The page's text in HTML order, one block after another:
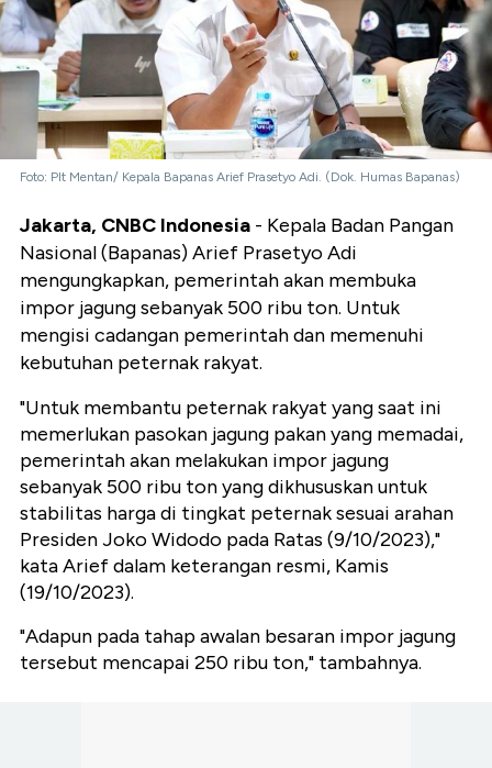
Foto: Plt Mentan/ Kepala Bapanas Arief Prasetyo Adi. (Dok. Humas Bapanas)
Jakarta, CNBC Indonesia - Kepala Badan Pangan
Nasional (Bapanas) Arief Prasetyo Adi
mengungkapkan, pemerintah akan membuka
impor jagung sebanyak 500 ribu ton. Untuk
mengisi cadangan pemerintah dan memenuhi
kebutuhan peternak rakyat.
"Untuk membantu peternak rakyat yang saat ini
memerlukan pasokan jagung pakan yang memadai,
pemerintah akan melakukan impor jagung
sebanyak 500 ribu ton yang dikhususkan untuk
stabilitas harga di tingkat peternak sesuai arahan
Presiden Joko Widodo pada Ratas (9/10/2023),"
kata Arief dalam keterangan resmi, Kamis
(19/10/2023).
"Adapun pada tahap awalan besaran impor jagung
tersebut mencapai 250 ribu ton," tambahnya.